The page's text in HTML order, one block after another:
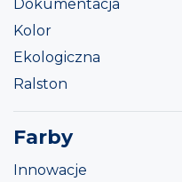
Dokumentacja
Kolor
Ekologiczna
Ralston
Farby
Innowacje